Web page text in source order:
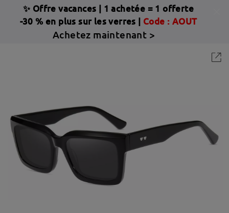
✨ Offre vacances | 1 achetée = 1 offerte
-30 % en plus sur les verres | Code : AOUT
Achetez maintenant >